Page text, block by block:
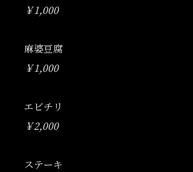
￥1,000
麻婆豆腐
￥1,000
エビチリ
￥2,000
ステーキ